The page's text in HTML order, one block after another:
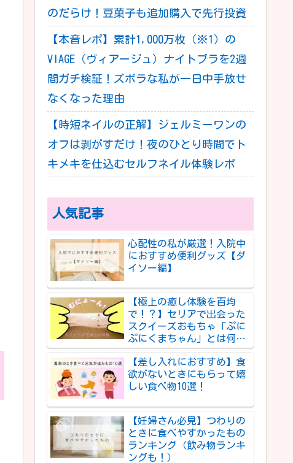
のだらけ！豆菓子も追加購入で先行投資
【本音レポ】累計1,000万枚（※1）の
VIAGE（ヴィアージュ）ナイトブラを2週
間ガチ検証！ズボラな私が一日中手放せ
なくなった理由
【時短ネイルの正解】ジェルミーワンの
オフは剥がすだけ！夜のひとり時間でト
キメキを仕込むセルフネイル体験レポ
人気記事
心配性の私が厳選！入院中
におすすめ便利グッズ【ダ
イソー編】
【極上の癒し体験を百均
で！？】セリアで出会った
スクイーズおもちゃ「ぷに
ぷにくまちゃん」とは何者
か
【差し入れにおすすめ】食
欲がないときにもらって嬉
しい食べ物10選！
【妊婦さん必見】つわりの
ときに食べやすかったもの
ランキング（飲み物ランキ
ングも！）